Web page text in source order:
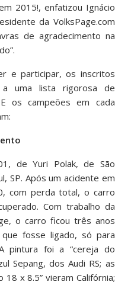
2015!, enfatizou Ignácio
da VolksPage.com
de agradecimento na
e participar, os inscritos
a uma lista rigorosa de
os campeões em cada
de Yuri Polak, de São
SP. Após um acidente em
com perda total, o carro
Com trabalho da
o carro ficou três anos
fosse ligado, só para
pintura foi a “cereja do
Sepang, dos Audi RS; as
18 x 8.5” vieram Califórnia;